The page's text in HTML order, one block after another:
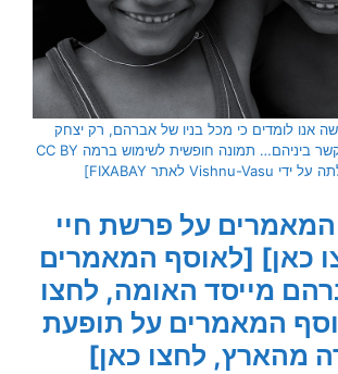
אנו לומדים כי מכל בניו של אברהם, רק יצחק
וישמעאל שמרו על קשר ביניהם… תמונה חופשית לשימוש ברמה CC BY
על פרשת חיי
כאן] [לאוסף המאמרים
מייסד האומה, לחצו
המאמרים על תופעת
מהארץ, לחצו כאן]